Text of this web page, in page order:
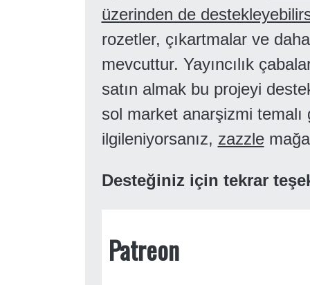
üzerinden de
rozetler, çıkartmalar ve
mevcuttur. Yayıncılık
satın almak bu projeyi
sol market anarşizmi temalı
ilgileniyorsanız, zazzle
Desteğiniz için tekrar
Patreon